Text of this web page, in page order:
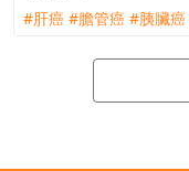
#肝癌 #膽管癌 #胰臟癌